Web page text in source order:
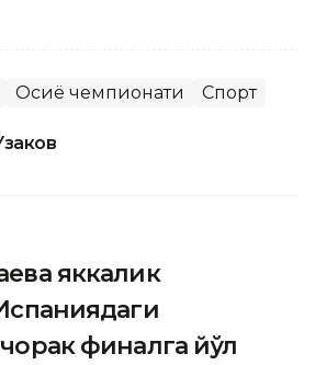
Осиё чемпионати Спорт
яккалик
финалга йўл